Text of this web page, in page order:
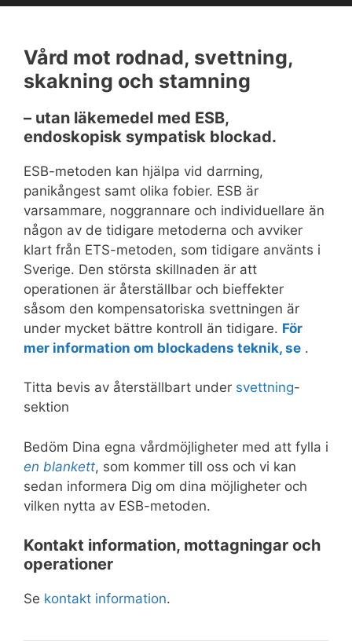
Vård mot rodnad, svettning,
skakning och stamning
– utan läkemedel med ESB,
endoskopisk sympatisk blockad.
ESB-metoden kan hjälpa vid darrning,
panikångest samt olika fobier. ESB är
varsammare, noggrannare och individuellare än
någon av de tidigare metoderna och avviker
klart från ETS-metoden, som tidigare använts i
Sverige. Den största skillnaden är att
operationen är återställbar och bieffekter
såsom den kompensatoriska svettningen är
under mycket bättre kontroll än tidigare. För
mer information om blockadens teknik, se .
Titta bevis av återställbart under svettning-
sektion
Bedöm Dina egna vårdmöjligheter med att fylla i
en blankett, som kommer till oss och vi kan
sedan informera Dig om dina möjligheter och
vilken nytta av ESB-metoden.
Kontakt information, mottagningar och
operationer
Se kontakt information.